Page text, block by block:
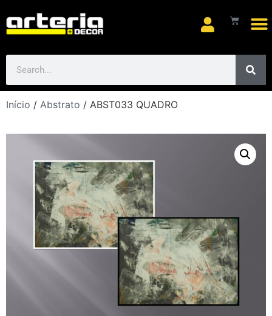
Início / Abstrato / ABST033 QUADRO